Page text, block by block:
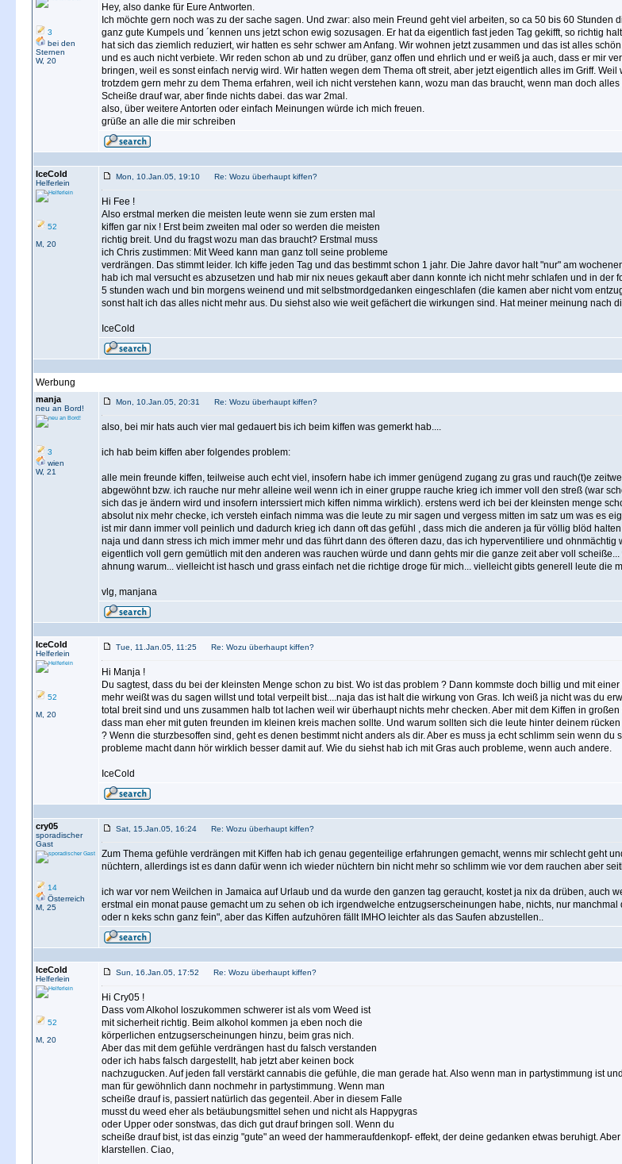
3
bei den
Sternen
W, 20
Hey, also danke für Eure Antworten.
Ich möchte gern noch was zu der sache sagen. Und zwar: also mein Freund geht viel arbeiten, so ca 50 bis 60
ganz gute Kumpels und ´kennen uns jetzt schon ewig sozusagen. Er hat da eigentlich fast jeden Tag gekifft, so richtig
hat sich das ziemlich reduziert, wir hatten es sehr schwer am Anfang. Wir wohnen jetzt zusammen und das ist alles
und es auch nicht verbiete. Wir reden schon ab und zu drüber, ganz offen und ehrlich und er weiß ja auch, dass er mir
bringen, weil es sonst einfach nervig wird. Wir hatten wegen dem Thema oft streit, aber jetzt eigentlich alles im Griff.
trotzdem gern mehr zu dem Thema erfahren, weil ich nicht verstehen kann, wozu man das braucht, wenn man doch
Scheiße drauf war, aber finde nichts dabei. das war 2mal.
also, über weitere Antorten oder einfach Meinungen würde ich mich freuen.
grüße an alle die mir schreiben
IceCold
Helferlein
52
M, 20
Mon, 10.Jan.05, 19:10 Re: Wozu überhaupt kiffen?
Hi Fee !
Also erstmal merken die meisten leute wenn sie zum ersten mal
kiffen gar nix ! Erst beim zweiten mal oder so werden die meisten
richtig breit. Und du fragst wozu man das braucht? Erstmal muss
ich Chris zustimmen: Mit Weed kann man ganz toll seine probleme
verdrängen. Das stimmt leider. Ich kiffe jeden Tag und das bestimmt schon 1 jahr. Die Jahre davor halt "nur" am
hab ich mal versucht es abzusetzen und hab mir nix neues gekauft aber dann konnte ich nicht mehr schlafen und in der
5 stunden wach und bin morgens weinend und mit selbstmordgedanken eingeschlafen (die kamen aber nicht vom
sonst halt ich das alles nicht mehr aus. Du siehst also wie weit gefächert die wirkungen sind. Hat meiner meinung nach
IceCold
Werbung
manja
neu an Bord!
3
wien
W, 21
Mon, 10.Jan.05, 20:31 Re: Wozu überhaupt kiffen?
also, bei mir hats auch vier mal gedauert bis ich beim kiffen was gemerkt hab....
ich hab beim kiffen aber folgendes problem:
alle mein freunde kiffen, teilweise auch echt viel, insofern habe ich immer genügend zugang zu gras und rauch(t)e
abgewöhnt bzw. ich rauche nur mehr alleine weil wenn ich in einer gruppe rauche krieg ich immer voll den streß (war
sich das je ändern wird und insofern interssiert mich kiffen nimma wirklich). erstens werd ich bei der kleinsten menge
absolut nix mehr checke, ich versteh einfach nimma was die leute zu mir sagen und vergess mitten im satz um was es
ist mir dann immer voll peinlich und dadurch krieg ich dann oft das gefühl , dass mich die anderen ja für völlig blöd
naja und dann stress ich mich immer mehr und das führt dann des öfteren dazu, das ich hyperventiliere und
eigentlich voll gern gemütlich mit den anderen was rauchen würde und dann gehts mir die ganze zeit aber voll
ahnung warum... vielleicht ist hasch und grass einfach net die richtige droge für mich... vielleicht gibts generell leute die
vlg, manjana
IceCold
Helferlein
52
M, 20
Tue, 11.Jan.05, 11:25 Re: Wozu überhaupt kiffen?
Hi Manja !
Du sagtest, dass du bei der kleinsten Menge schon zu bist. Wo ist das problem ? Dann kommste doch billig und mit
mehr weißt was du sagen willst und total verpeilt bist....naja das ist halt die wirkung von Gras. Ich weiß ja nicht was du
total breit sind und uns zusammen halb tot lachen weil wir überhaupt nichts mehr checken. Aber mit dem Kiffen in
dass man eher mit guten freunden im kleinen kreis machen sollte. Und warum sollten sich die leute hinter deinem
? Wenn die sturzbesoffen sind, geht es denen bestimmt nicht anders als dir. Aber es muss ja echt schlimm sein wenn
probleme macht dann hör wirklich besser damit auf. Wie du siehst hab ich mit Gras auch probleme, wenn auch andere.
IceCold
cry05
sporadischer
Gast
14
Österreich
M, 25
Sat, 15.Jan.05, 16:24 Re: Wozu überhaupt kiffen?
Zum Thema gefühle verdrängen mit Kiffen hab ich genau gegenteilige erfahrungen gemacht, wenns mir schlecht geht
nüchtern, allerdings ist es dann dafür wenn ich wieder nüchtern bin nicht mehr so schlimm wie vor dem rauchen aber
ich war vor nem Weilchen in Jamaica auf Urlaub und da wurde den ganzen tag geraucht, kostet ja nix da drüben, auch
erstmal ein monat pause gemacht um zu sehen ob ich irgendwelche entzugserscheinungen habe, nichts, nur
oder n keks schn ganz fein", aber das Kiffen aufzuhören fällt IMHO leichter als das Saufen abzustellen..
IceCold
Helferlein
52
M, 20
Sun, 16.Jan.05, 17:52 Re: Wozu überhaupt kiffen?
Hi Cry05 !
Dass vom Alkohol loszukommen schwerer ist als vom Weed ist
mit sicherheit richtig. Beim alkohol kommen ja eben noch die
körperlichen entzugserscheinungen hinzu, beim gras nich.
Aber das mit dem gefühle verdrängen hast du falsch verstanden
oder ich habs falsch dargestellt, hab jetzt aber keinen bock
nachzugucken. Auf jeden fall verstärkt cannabis die gefühle, die man gerade hat. Also wenn man in partystimmung ist
man für gewöhnlich dann nochmehr in partystimmung. Wenn man
scheiße drauf is, passiert natürlich das gegenteil. Aber in diesem Falle
musst du weed eher als betäubungsmittel sehen und nicht als Happygras
oder Upper oder sonstwas, das dich gut drauf bringen soll. Wenn du
scheiße drauf bist, ist das einzig "gute" an weed der hammeraufdenkopf- effekt, der deine gedanken etwas beruhigt.
klarstellen. Ciao,